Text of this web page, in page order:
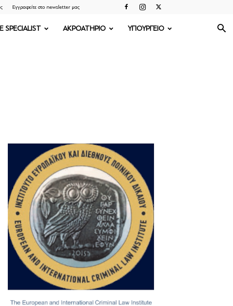
Εγγραφείτε στο newsletter μας
SPECIALIST ΑΚΡΟΑΤΗΡΙΟ ΥΠΟΥΡΓΕΙΟ